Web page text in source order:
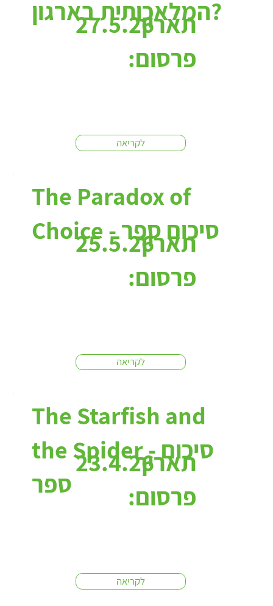
המלאכותית בארגון?
לקריאה
27.5.26תאריך
פרסום:
The Paradox of
Choice - סיכום ספר
לקריאה
25.5.26תאריך
פרסום:
The Starfish and
the Spider - סיכום
ספר
לקריאה
23.4.26תאריך
פרסום: